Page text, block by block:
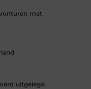
met
uitgelegd